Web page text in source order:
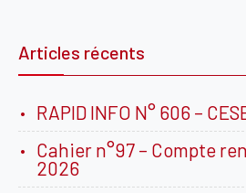
Articles récents
RAPID INFO N° 606 –
Cahier n°97 – Compte
2026